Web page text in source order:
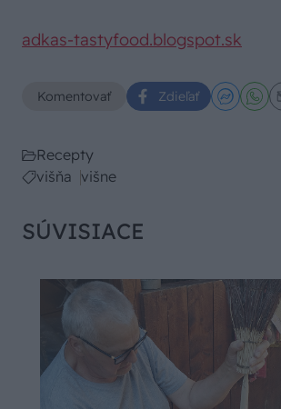
adkas-tastyfood.blogspot.sk
Komentovať Zdieľať
Recepty
višňa višne
SÚVISIACE